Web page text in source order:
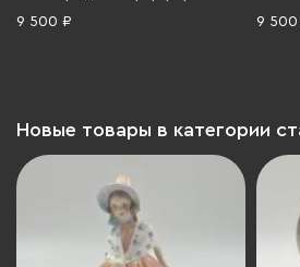
завод (ЛФЗ), бисквит, СССР,
9 500 ₽ 9 500
Новые товары в категории